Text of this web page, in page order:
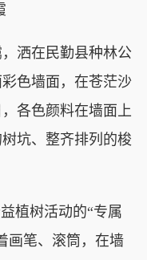
洒在民勤县种林公
色墙面，在苍茫沙
各色颜料在墙面上
坑、整齐排列的梭
植树活动的“专属
画笔、滚筒，在墙